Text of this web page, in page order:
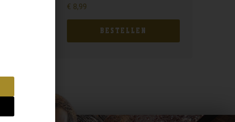
€ 8,99
BESTELLEN